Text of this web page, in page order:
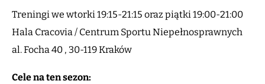
Treningi we wtorki 19:15-21:15 oraz piątki 19:00-21:00
Hala Cracovia / Centrum Sportu Niepełnosprawnych
al. Focha 40 , 30-119 Kraków
Cele na ten sezon: